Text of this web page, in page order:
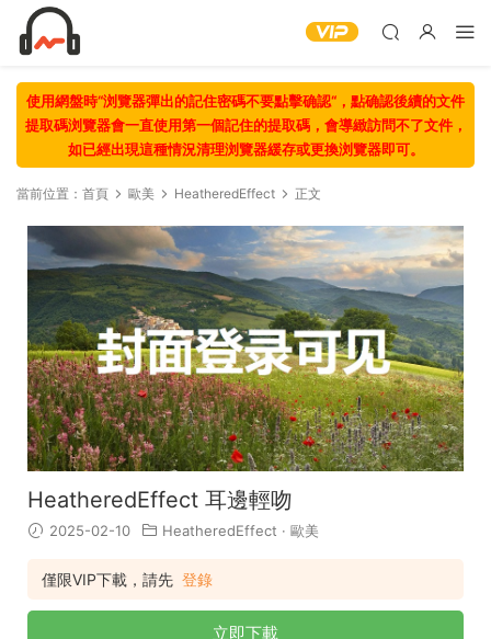
使用網盤時“浏覽器彈出的記住密碼不要點擊确認“，點确認後續的文件
提取碼浏覽器會一直使用第一個記住的提取碼，會導緻訪問不了文件，
如已經出現這種情況清理浏覽器緩存或更換浏覽器即可。
當前位置： 首頁 歐美 HeatheredEffect 正文
HeatheredEffect 耳邊輕吻
2025-02-10 HeatheredEffect · 歐美
僅限VIP下載，請先 登錄
立即下載